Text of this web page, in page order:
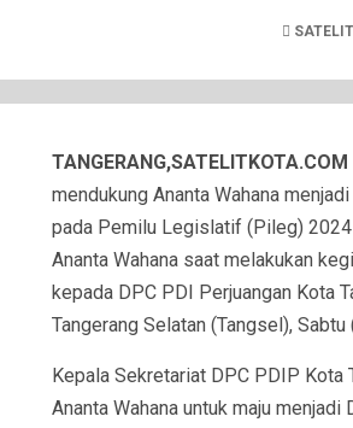
TANGERANG,SATELITKOTA.COM
mendukung Ananta Wahana
pada Pemilu Legislatif (Pileg)
Ananta Wahana saat melakukan
kepada DPC PDI Perjuangan Kota
Tangerang Selatan (Tangsel),
Kepala Sekretariat DPC PDIP Kota
Ananta Wahana untuk maju